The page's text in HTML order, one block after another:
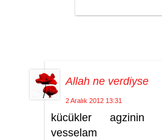
Allah ne verdiyse
2 Aralık 2012 13:31
kücükler agzinin
vesselam